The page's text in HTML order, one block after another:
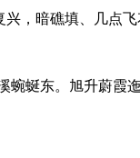
暗礁填、几点飞
蜒东。旭升蔚霞迤